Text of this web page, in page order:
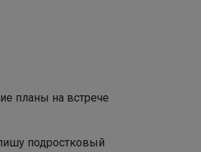
планы на встрече
подростковый